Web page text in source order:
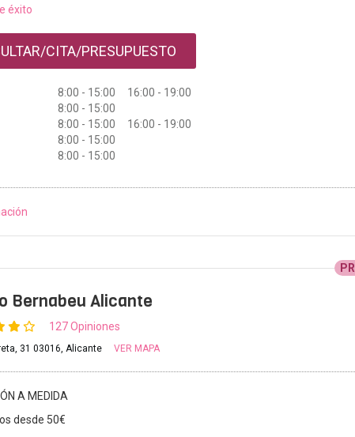
éxito
CITA/PRESUPUESTO
8:00 - 15:00 16:00 - 19:00
8:00 - 15:00
8:00 - 15:00 16:00 - 19:00
8:00 - 15:00
8:00 - 15:00
Bernabeu Alicante
127 Opiniones
31 03016, Alicante VER MAPA
A MEDIDA
desde 50€